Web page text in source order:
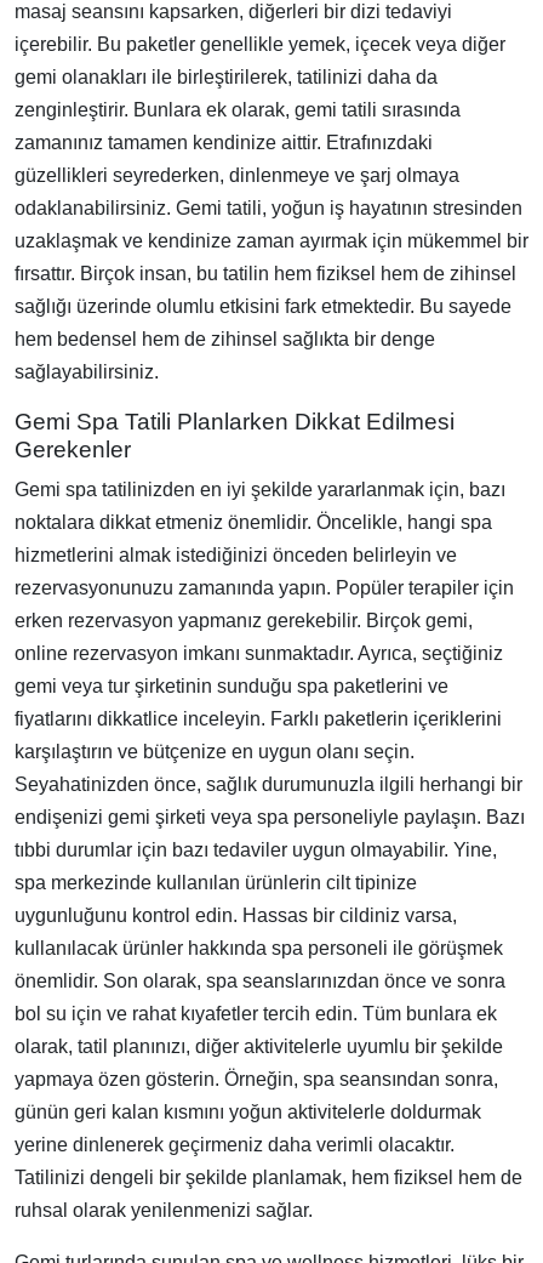
masaj seansını kapsarken, diğerleri bir dizi tedaviyi
içerebilir. Bu paketler genellikle yemek, içecek veya diğer
gemi olanakları ile birleştirilerek, tatilinizi daha da
zenginleştirir. Bunlara ek olarak, gemi tatili sırasında
zamanınız tamamen kendinize aittir. Etrafınızdaki
güzellikleri seyrederken, dinlenmeye ve şarj olmaya
odaklanabilirsiniz. Gemi tatili, yoğun iş hayatının stresinden
uzaklaşmak ve kendinize zaman ayırmak için mükemmel bir
fırsattır. Birçok insan, bu tatilin hem fiziksel hem de zihinsel
sağlığı üzerinde olumlu etkisini fark etmektedir. Bu sayede
hem bedensel hem de zihinsel sağlıkta bir denge
sağlayabilirsiniz.
Gemi Spa Tatili Planlarken Dikkat Edilmesi
Gerekenler
Gemi spa tatilinizden en iyi şekilde yararlanmak için, bazı
noktalara dikkat etmeniz önemlidir. Öncelikle, hangi spa
hizmetlerini almak istediğinizi önceden belirleyin ve
rezervasyonunuzu zamanında yapın. Popüler terapiler için
erken rezervasyon yapmanız gerekebilir. Birçok gemi,
online rezervasyon imkanı sunmaktadır. Ayrıca, seçtiğiniz
gemi veya tur şirketinin sunduğu spa paketlerini ve
fiyatlarını dikkatlice inceleyin. Farklı paketlerin içeriklerini
karşılaştırın ve bütçenize en uygun olanı seçin.
Seyahatinizden önce, sağlık durumunuzla ilgili herhangi bir
endişenizi gemi şirketi veya spa personeliyle paylaşın. Bazı
tıbbi durumlar için bazı tedaviler uygun olmayabilir. Yine,
spa merkezinde kullanılan ürünlerin cilt tipinize
uygunluğunu kontrol edin. Hassas bir cildiniz varsa,
kullanılacak ürünler hakkında spa personeli ile görüşmek
önemlidir. Son olarak, spa seanslarınızdan önce ve sonra
bol su için ve rahat kıyafetler tercih edin. Tüm bunlara ek
olarak, tatil planınızı, diğer aktivitelerle uyumlu bir şekilde
yapmaya özen gösterin. Örneğin, spa seansından sonra,
günün geri kalan kısmını yoğun aktivitelerle doldurmak
yerine dinlenerek geçirmeniz daha verimli olacaktır.
Tatilinizi dengeli bir şekilde planlamak, hem fiziksel hem de
ruhsal olarak yenilenmenizi sağlar.